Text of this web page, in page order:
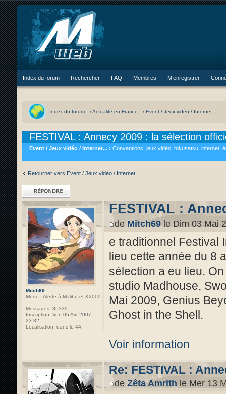
Index du forum Rechercher FAQ Membres M’enregistrer
Index du forum ‹ Actualité en France ‹ Event / Jeux vidéo / Internet...
FESTIVAL : Annecy 2009 : la sélection
Event / Jeux vidéo / Internet... : Conventions, jeux vidéo, tokusatsu, internet,
Retourner vers Event / Jeux vidéo / Internet...
Répondre
Mitch69
Modo : Alerte à Malibu et K2000
Messages: 35339
Inscription: Ven 06 Avr 2007,
23:32
Localisation: dans le 44
FESTIVAL :
de Mitch69le Dim 03 Mai
e traditionnel Festival
lieu cette année du 8
sélection a eu lieu.
studio Madhouse,
Mai 2009, Genius
Ghost in the Shell.
Voir information
Re: FESTIVAL :
de Zêta Amrith le Mer 13